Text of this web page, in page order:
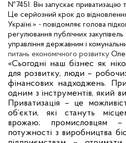
№7451. Він запускає
Це серйозний крок до відновлення
Україні.» - повідомляє голова
регулювання публічних
управління державним і
питань економічного розвитку
«Сьогодні наш бізнес як
для розвитку, люди –
фінансових надходжень.
одним з інструментів, який
Приватизація – це
об’єкти, які стануть
врожаю; промисловцям
–
потужності з виробництва